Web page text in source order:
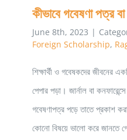
কীভাবে গবেষণা পত্র
June 8th, 2023 |
Foreign Scholarship,
শিক্ষার্থী ও গবেষকদের জীবনের
পেপার পড়া। জার্নাল বা
গবেষণাপত্র পড়ে তাতে প্রকাশ
কোনো বিষয়ে ভালো করে জানতে